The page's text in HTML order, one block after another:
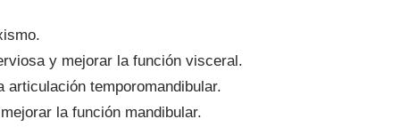
y mejorar la función visceral.
articulación temporomandibular.
la función mandibular.